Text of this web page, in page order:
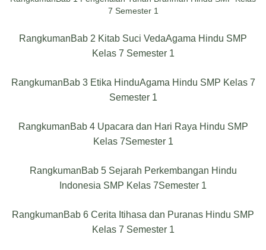
7 Semester 1
RangkumanBab 2 Kitab Suci VedaAgama Hindu SMP
Kelas 7 Semester 1
RangkumanBab 3 Etika HinduAgama Hindu SMP Kelas 7
Semester 1
RangkumanBab 4 Upacara dan Hari Raya Hindu SMP
Kelas 7Semester 1
RangkumanBab 5 Sejarah Perkembangan Hindu
Indonesia SMP Kelas 7Semester 1
RangkumanBab 6 Cerita Itihasa dan Puranas Hindu SMP
Kelas 7 Semester 1